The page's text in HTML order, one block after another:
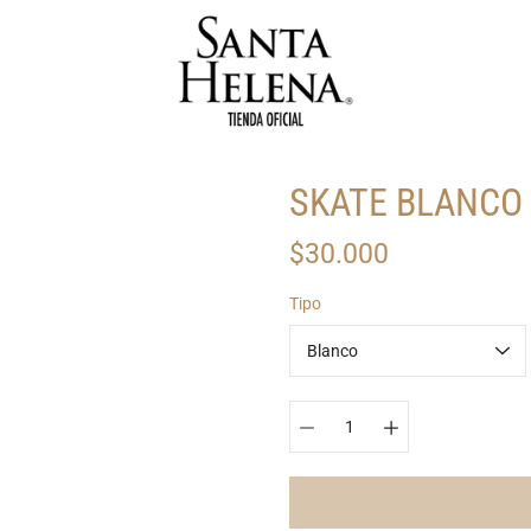
SKATE BLANCO
$30.000
Tipo
Seleccionar
variante